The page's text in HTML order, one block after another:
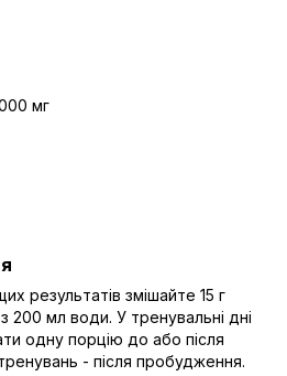
мг
результатів змішайте 15 г
200 мл води. У тренувальні дні
одну порцію до або після
- після пробудження.